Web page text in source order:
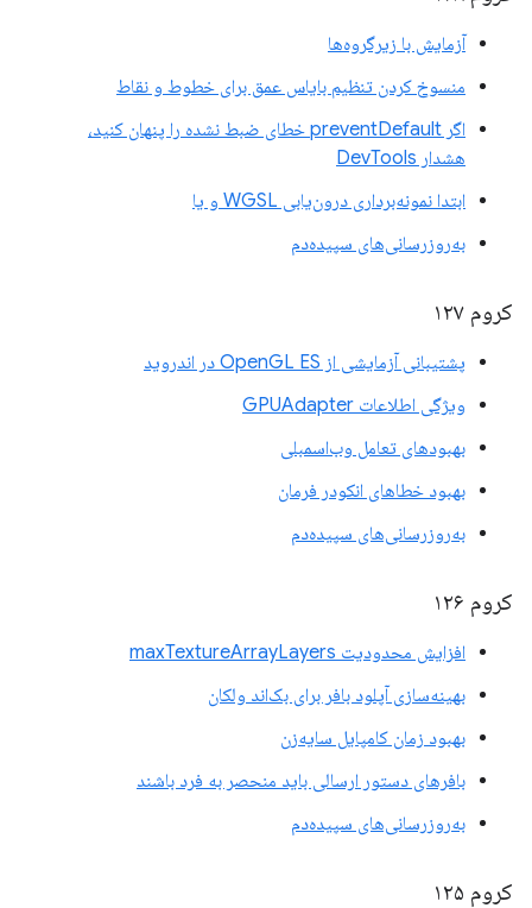
آزمایش با زیرگروه‌ها
منسوخ کردن تنظیم بایاس عمق برای خطوط و نقاط
اگر preventDefault خطای ضبط نشده را پنهان کنید،
هشدار DevTools
ابتدا نمونه‌برداری درون‌یابی WGSL و یا
به‌روزرسانی‌های سپیده‌دم
کروم ۱۲۷
پشتیبانی آزمایشی از OpenGL ES در اندروید
ویژگی اطلاعات GPUAdapter
بهبودهای تعامل وب‌اسمبلی
بهبود خطاهای انکودر فرمان
به‌روزرسانی‌های سپیده‌دم
کروم ۱۲۶
افزایش محدودیت maxTextureArrayLayers
بهینه‌سازی آپلود بافر برای بک‌اند ولکان
بهبود زمان کامپایل سایه‌زن
بافرهای دستور ارسالی باید منحصر به فرد باشند
به‌روزرسانی‌های سپیده‌دم
کروم ۱۲۵